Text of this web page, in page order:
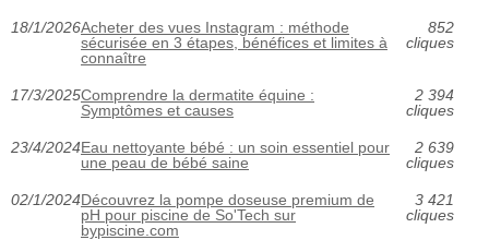
18/1/2026Acheter des vues Instagram : méthode
sécurisée en 3 étapes, bénéfices et limites à
connaître
852
cliques
17/3/2025Comprendre la dermatite équine :
Symptômes et causes
2 394
cliques
23/4/2024Eau nettoyante bébé : un soin essentiel pour
une peau de bébé saine
2 639
cliques
02/1/2024Découvrez la pompe doseuse premium de
pH pour piscine de So'Tech sur
bypiscine.com
3 421
cliques